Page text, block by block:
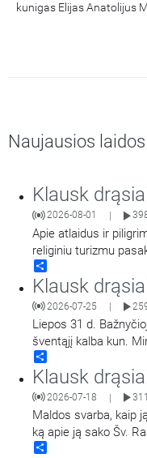
kunigas Elijas Anatolijus
Naujausios
Klausk
2026-08-01
Apie atlaidus ir
religiniu turizmu
Jokūbo (dominikonų)
Marija Goštautas OP.
Klausk
2026-07-25
Liepos 31 d.
šventąjį kalba kun.
Mantvydas
Klausk
2026-07-18 | 311
Maldos svarba, kaip
ką apie ją sako Šv.
Alessandro Barelli.